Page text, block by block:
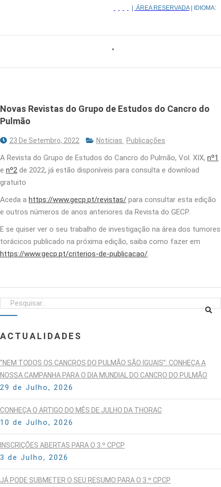
ÁREA RESERVADA| IDIOMA:
Novas Revistas do Grupo de Estudos do Cancro do
Pulmão
23 De Setembro, 2022 Notícias Publicações
A Revista do Grupo de Estudos do Cancro do Pulmão, Vol. XIX, nº1
e nº2 de 2022, já estão disponíveis para consulta e download
gratuito
Aceda a https://www.gecp.pt/revistas/ para consultar esta edição
e outros números de anos anteriores da Revista do GECP.
E se quiser ver o seu trabalho de investigação na área dos tumores
torácicos publicado na próxima edição, saiba como fazer em
https://www.gecp.pt/criterios-de-publicacao/.
ACTUALIDADES
“NEM TODOS OS CANCROS DO PULMÃO SÃO IGUAIS”: CONHEÇA A
NOSSA CAMPANHA PARA O DIA MUNDIAL DO CANCRO DO PULMÃO
29 de Julho, 2026
CONHEÇA O ARTIGO DO MÊS DE JULHO DA THORAC
10 de Julho, 2026
INSCRIÇÕES ABERTAS PARA O 3.º CPCP
3 de Julho, 2026
JÁ PODE SUBMETER O SEU RESUMO PARA O 3.º CPCP